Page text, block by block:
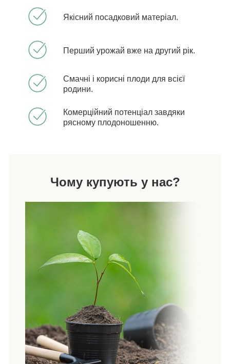
Якісний посадковий матеріал.
Перший урожай вже на другий рік.
Смачні і корисні плоди для всієї
родини.
Комерційний потенціал завдяки
рясному плодоношенню.
Чому купують у нас?